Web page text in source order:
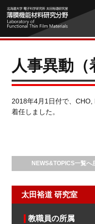
人事異動（
2018年4月1日付で、
着任しました。
NEWS&TOPICS一覧へ
太田裕道 研究室
教職員の所属